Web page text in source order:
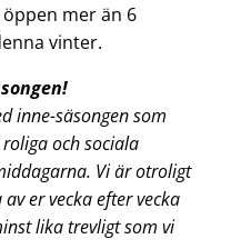
mer än 6
vinter.
inne-säsongen som
och sociala
Vi är otroligt
er vecka efter vecka
lika trevligt som vi